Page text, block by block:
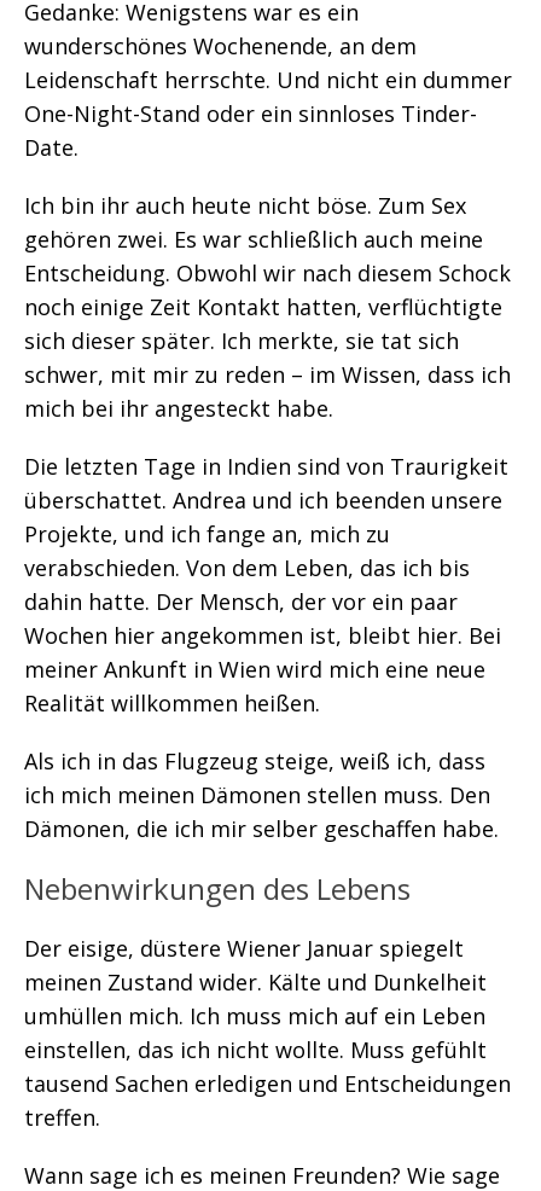
Gedanke: Wenigstens war es ein
wunderschönes Wochenende, an dem
Leidenschaft herrschte. Und nicht ein dummer
One-Night-Stand oder ein sinnloses Tinder-
Date.
Ich bin ihr auch heute nicht böse. Zum Sex
gehören zwei. Es war schließlich auch meine
Entscheidung. Obwohl wir nach diesem Schock
noch einige Zeit Kontakt hatten, verflüchtigte
sich dieser später. Ich merkte, sie tat sich
schwer, mit mir zu reden – im Wissen, dass ich
mich bei ihr angesteckt habe.
Die letzten Tage in Indien sind von Traurigkeit
überschattet. Andrea und ich beenden unsere
Projekte, und ich fange an, mich zu
verabschieden. Von dem Leben, das ich bis
dahin hatte. Der Mensch, der vor ein paar
Wochen hier angekommen ist, bleibt hier. Bei
meiner Ankunft in Wien wird mich eine neue
Realität willkommen heißen.
Als ich in das Flugzeug steige, weiß ich, dass
ich mich meinen Dämonen stellen muss. Den
Dämonen, die ich mir selber geschaffen habe.
Nebenwirkungen des Lebens
Der eisige, düstere Wiener Januar spiegelt
meinen Zustand wider. Kälte und Dunkelheit
umhüllen mich. Ich muss mich auf ein Leben
einstellen, das ich nicht wollte. Muss gefühlt
tausend Sachen erledigen und Entscheidungen
treffen.
Wann sage ich es meinen Freunden? Wie sage